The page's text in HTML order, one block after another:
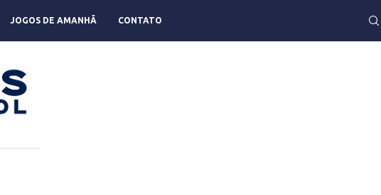
JOGOS DE AMANHÃ CONTATO